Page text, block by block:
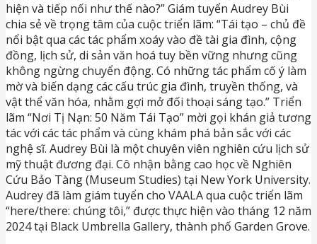
hiện và tiếp nối như thế nào?” Giám tuyển Audrey Bùi
chia sẻ về trọng tâm của cuộc triển lãm: “Tái tạo – chủ đề
nổi bật qua các tác phẩm xoáy vào đề tài gia đình, cộng
đồng, lịch sử, di sản văn hoá tuy bền vững nhưng cũng
không ngừng chuyển động. Có những tác phẩm cố ý làm
mờ và biến dạng các cấu trúc gia đình, truyền thống, và
vật thể văn hóa, nhằm gợi mở đối thoại sáng tạo.” Triển
lãm “Nơi Tị Nạn: 50 Năm Tái Tạo” mời gọi khán giả tương
tác với các tác phẩm và cùng khám phá bản sắc với các
nghệ sĩ. Audrey Bùi là một chuyên viên nghiên cứu lịch sử
mỹ thuật đương đại. Cô nhận bằng cao học về Nghiên
Cứu Bảo Tàng (Museum Studies) tại New York University.
Audrey đã làm giám tuyển cho VAALA qua cuộc triển lãm
“here/there: chúng tôi,” được thực hiện vào tháng 12 năm
2024 tại Black Umbrella Gallery, thành phố Garden Grove.